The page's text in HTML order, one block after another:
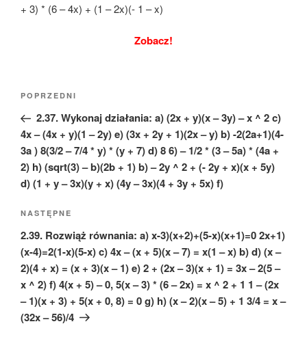
+ 3) * (6 – 4x) + (1 – 2x)(- 1 – x)
Zobacz!
Nawigacja
Poprzedni
wpis
POPRZEDNI
2.37. Wykonaj działania: a) (2x + y)(x – 3y) – x ^ 2 c)
4x – (4x + y)(1 – 2y) e) (3x + 2y + 1)(2x – y) b) -2(2a+1)(4-
3a ) 8(3/2 – 7/4 * y) * (y + 7) d) 8 6) – 1/2 * (3 – 5a) * (4a +
2) h) (sqrt(3) – b)(2b + 1) b) – 2y ^ 2 + (- 2y + x)(x + 5y)
d) (1 + y – 3x)(y + x) (4y – 3x)(4 + 3y + 5x) f)
Następny
wpis
NASTĘPNE
2.39. Rozwiąż równania: a) x-3)(x+2)+(5-x)(x+1)=0 2x+1)
(x-4)=2(1-x)(5-x) c) 4x – (x + 5)(x – 7) = x(1 – x) b) d) (x –
2)(4 + x) = (x + 3)(x – 1) e) 2 + (2x – 3)(x + 1) = 3x – 2(5 –
x ^ 2) f) 4(x + 5) – 0, 5(x – 3) * (6 – 2x) = x ^ 2 + 1 1 – (2x
– 1)(x + 3) + 5(x + 0, 8) = 0 g) h) (x – 2)(x – 5) + 1 3/4 = x –
(32x – 56)/4